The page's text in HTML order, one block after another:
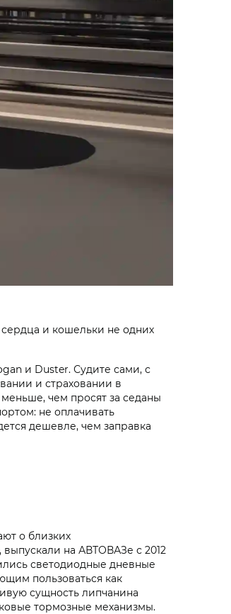
сердца и кошельки не одних
и Duster. Судите сами, с
и страховании в
чем просят за седаны
не оплачивать
дешевле, чем заправка
о близких
на АВТОВАЗе с 2012
светодиодные дневные
пользоваться как
сущность липчанина
тормозные механизмы.